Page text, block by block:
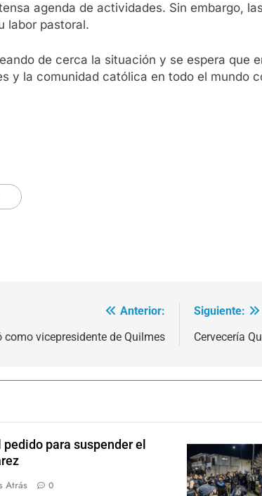
agenda de actividades. Sin embargo,
labor pastoral.
de cerca la situación y se espera que
y la comunidad católica en todo el mundo
Anterior:
vicepresidente de Quilmes
Siguiente:
Cervecería
para suspender el
Atrás 0